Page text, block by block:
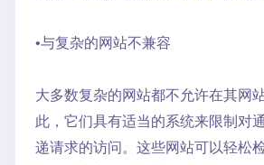
•与复杂的网站不兼容
大多数复杂的网站都不允许在其网
此，它们具有适当的系统来限制对
递请求的访问。这些网站可以轻松